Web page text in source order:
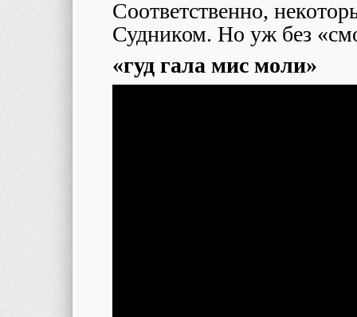
Соответственно,
Судником. Но уж без
«гуд гала мис моли»